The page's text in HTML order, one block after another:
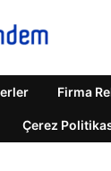
Firma
Çerez